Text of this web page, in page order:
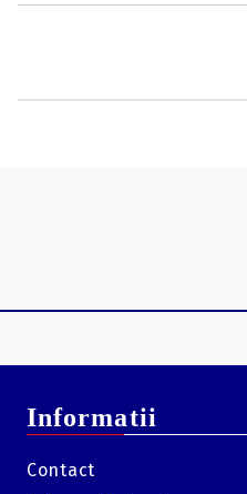
Informatii
Contact